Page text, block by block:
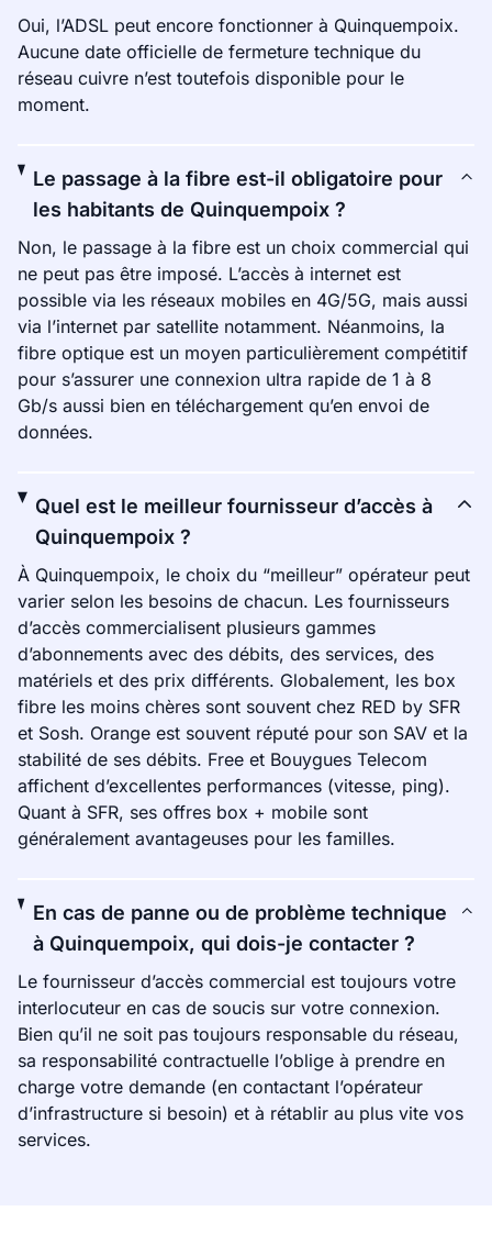
Oui, l’ADSL peut encore fonctionner à Quinquempoix.
Aucune date officielle de fermeture technique du
réseau cuivre n’est toutefois disponible pour le
moment.
Le passage à la fibre est-il obligatoire pour
les habitants de Quinquempoix ?
Non, le passage à la fibre est un choix commercial qui
ne peut pas être imposé. L’accès à internet est
possible via les réseaux mobiles en 4G/5G, mais aussi
via l’internet par satellite notamment. Néanmoins, la
fibre optique est un moyen particulièrement compétitif
pour s’assurer une connexion ultra rapide de 1 à 8
Gb/s aussi bien en téléchargement qu’en envoi de
données.
Quel est le meilleur fournisseur d’accès à
Quinquempoix ?
À Quinquempoix, le choix du “meilleur” opérateur peut
varier selon les besoins de chacun. Les fournisseurs
d’accès commercialisent plusieurs gammes
d’abonnements avec des débits, des services, des
matériels et des prix différents. Globalement, les box
fibre les moins chères sont souvent chez RED by SFR
et Sosh. Orange est souvent réputé pour son SAV et la
stabilité de ses débits. Free et Bouygues Telecom
affichent d’excellentes performances (vitesse, ping).
Quant à SFR, ses offres box + mobile sont
généralement avantageuses pour les familles.
En cas de panne ou de problème technique
à Quinquempoix, qui dois-je contacter ?
Le fournisseur d’accès commercial est toujours votre
interlocuteur en cas de soucis sur votre connexion.
Bien qu’il ne soit pas toujours responsable du réseau,
sa responsabilité contractuelle l’oblige à prendre en
charge votre demande (en contactant l’opérateur
d’infrastructure si besoin) et à rétablir au plus vite vos
services.